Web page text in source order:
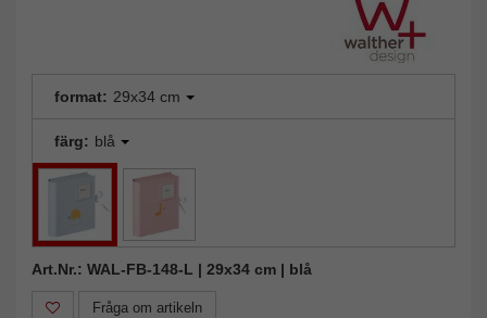
format: 29x34 cm
färg: blå
Art.Nr.: WAL-FB-148-L | 29x34 cm | blå
Fråga om artikeln